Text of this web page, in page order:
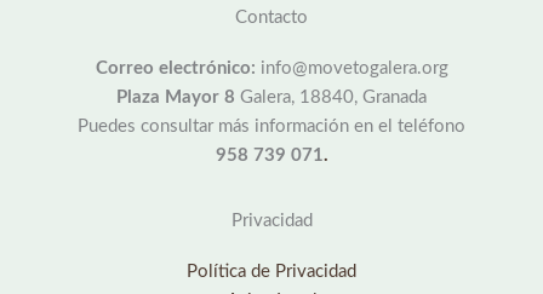
Contacto
Correo electrónico: info@movetogalera.org
Plaza Mayor 8 Galera, 18840, Granada
Puedes consultar más información en el teléfono
958 739 071.
Privacidad
Política de Privacidad